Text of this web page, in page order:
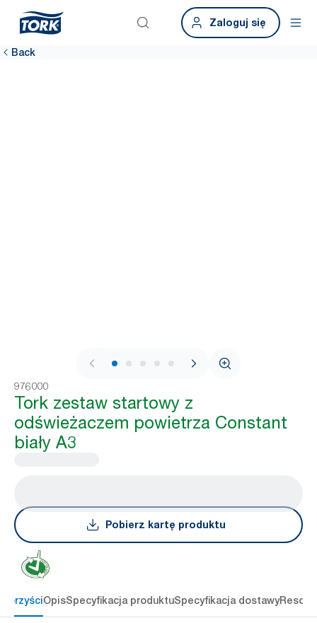
Zaloguj się
Back
1 / 6
976000
Tork zestaw startowy z
odświeżaczem powietrza Constant
biały A3
Pobierz kartę produktu
korzyściOpisSpecyfikacja produktuSpecyfikacja dostawy